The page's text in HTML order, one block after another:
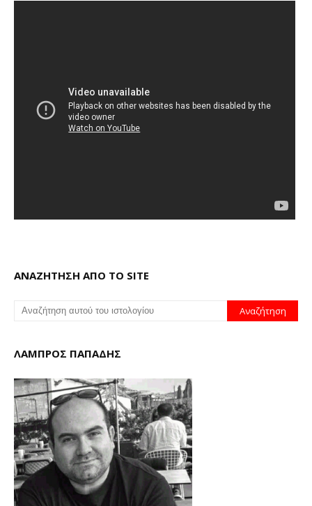
ΑΝΑΖΗΤΗΣΗ ΑΠΟ ΤΟ SITE
ΛΑΜΠΡΟΣ ΠΑΠΑΔΗΣ